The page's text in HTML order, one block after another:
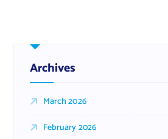
Archives
March 2026
February 2026